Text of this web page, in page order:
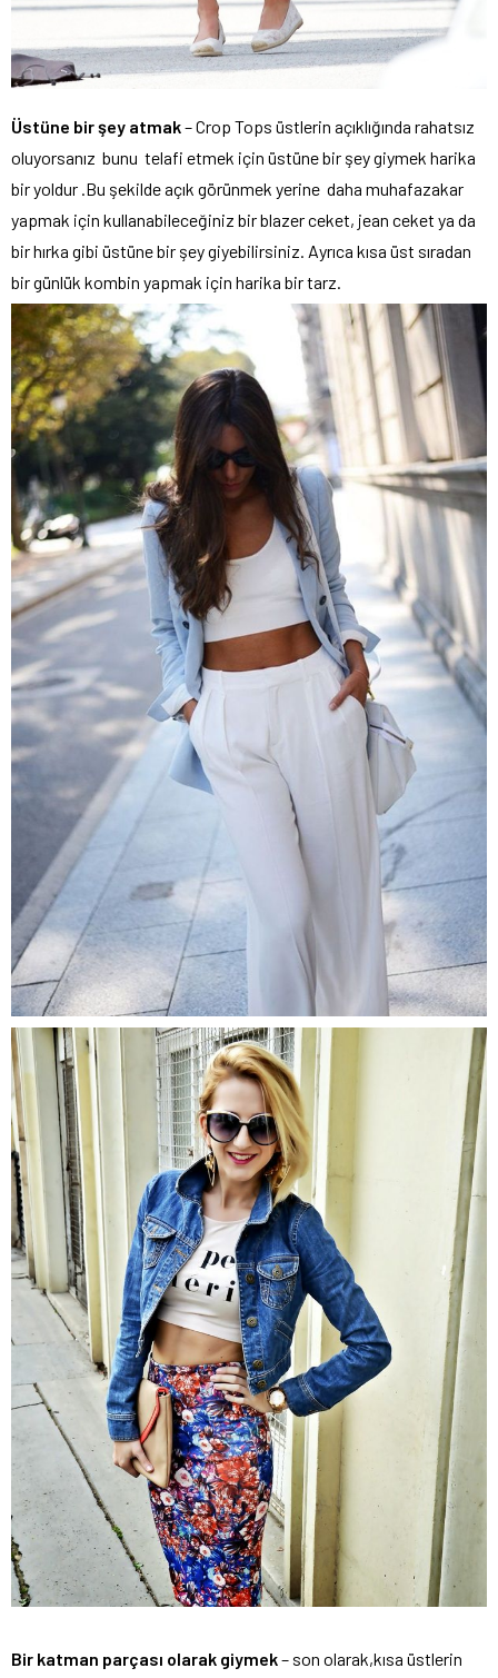
Üstüne bir şey atmak– Crop Tops üstlerin açıklığında rahatsız
oluyorsanız bunu telafi etmek için üstüne bir şey giymek harika
bir yoldur .Bu şekilde açık görünmek yerine daha muhafazakar
yapmak için kullanabileceğiniz bir blazer ceket, jean ceket ya da
bir hırka gibi üstüne bir şey giyebilirsiniz. Ayrıca kısa üst sıradan
bir günlük kombin yapmak için harika bir tarz.
Bir katman parçası olarak giymek– son olarak,kısa üstlerin